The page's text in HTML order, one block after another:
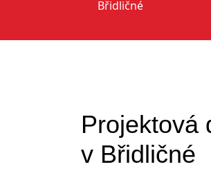
Břidličné
Projektová
v Břidličné